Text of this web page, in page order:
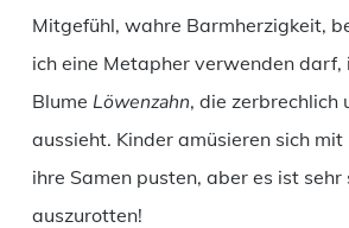
Mitgefühl, wahre Barmherzigkeit,
ich eine Metapher verwenden
Blume Löwenzahn, die zerbrechlich
aussieht. Kinder amüsieren sich
ihre Samen pusten, aber es ist sehr
auszurotten!